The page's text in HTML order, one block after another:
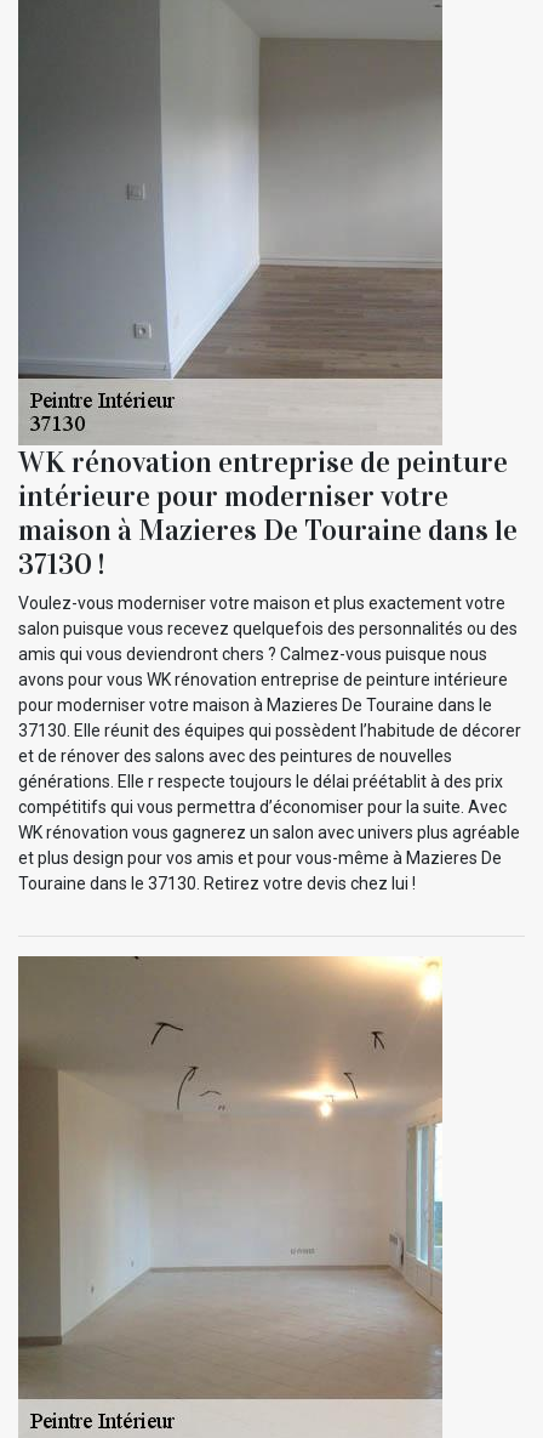
WK rénovation entreprise de peinture
intérieure pour moderniser votre
maison à Mazieres De Touraine dans le
37130 !
Voulez-vous moderniser votre maison et plus exactement votre
salon puisque vous recevez quelquefois des personnalités ou des
amis qui vous deviendront chers ? Calmez-vous puisque nous
avons pour vous WK rénovation entreprise de peinture intérieure
pour moderniser votre maison à Mazieres De Touraine dans le
37130. Elle réunit des équipes qui possèdent l’habitude de décorer
et de rénover des salons avec des peintures de nouvelles
générations. Elle r respecte toujours le délai préétablit à des prix
compétitifs qui vous permettra d’économiser pour la suite. Avec
WK rénovation vous gagnerez un salon avec univers plus agréable
et plus design pour vos amis et pour vous-même à Mazieres De
Touraine dans le 37130. Retirez votre devis chez lui !